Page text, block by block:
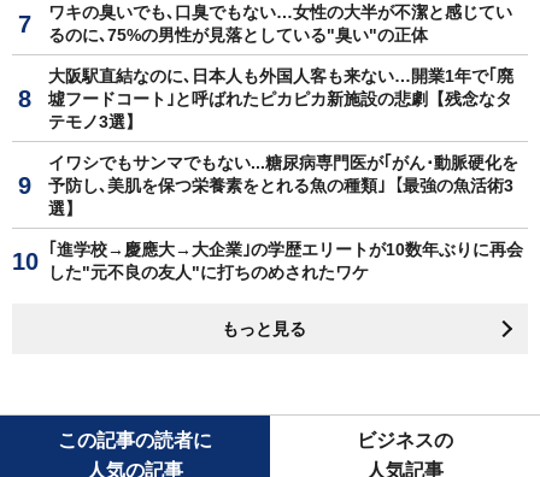
ワキの臭いでも､口臭でもない…女性の大半が不潔と感じてい
るのに､75%の男性が見落としている"臭い"の正体
大阪駅直結なのに､日本人も外国人客も来ない…開業1年で｢廃
墟フードコート｣と呼ばれたピカピカ新施設の悲劇【残念なタ
テモノ3選】
イワシでもサンマでもない...糖尿病専門医が｢がん･動脈硬化を
予防し､美肌を保つ栄養素をとれる魚の種類｣【最強の魚活術3
選】
｢進学校→慶應大→大企業｣の学歴エリートが10数年ぶりに再会
した"元不良の友人"に打ちのめされたワケ
もっと見る
この記事の読者に
人気の記事
ビジネスの
人気記事